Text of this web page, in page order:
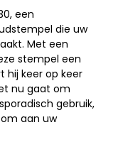
een
die uw
Met een
stempel een
hij keer op keer
nu gaat om
gebruik,
aan uw